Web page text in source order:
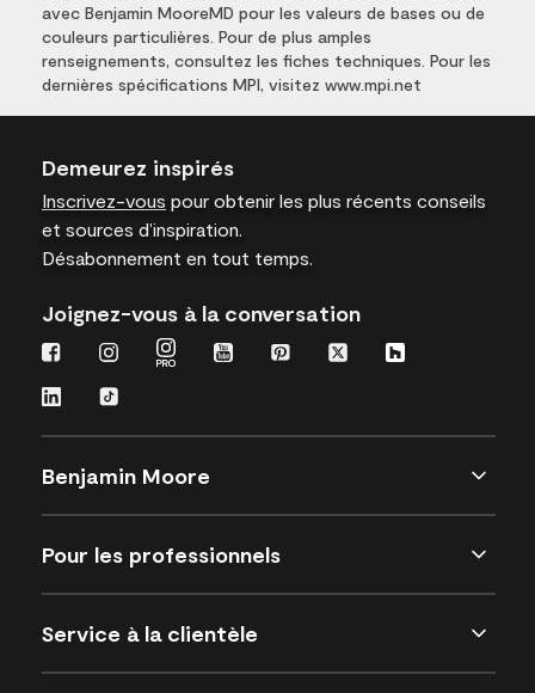
avec Benjamin MooreMD pour les valeurs de bases ou de
couleurs particulières. Pour de plus amples
renseignements, consultez les fiches techniques. Pour les
dernières spécifications MPI, visitez www.mpi.net
Demeurez inspirés
Inscrivez-vous pour obtenir les plus récents conseils
et sources d’inspiration.
Désabonnement en tout temps.
Joignez-vous à la conversation
Benjamin Moore
Pour les professionnels
Service à la clientèle